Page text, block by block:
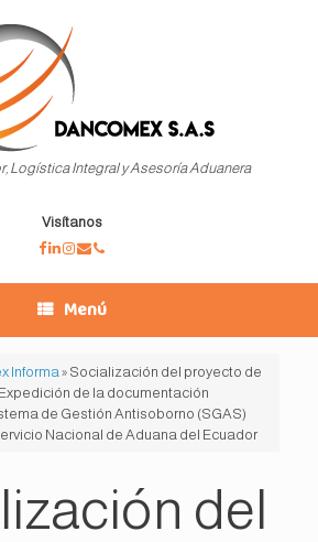
Logística Integral y Asesoría Aduanera
Visítanos
Menú
Informa » Socialización del proyecto de
de la documentación
de Gestión Antisoborno (SGAS)
Servicio Nacional de Aduana del Ecuador
del